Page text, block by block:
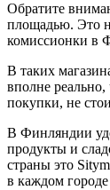
Обратите
площадью. Это
комиссионки в
В таких
вполне
покупки, не
В Финляндии
продукты и
страны это
в каждом